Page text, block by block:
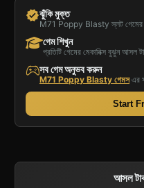
verifiedঝুঁকি মুক্ত
M71 Poppy Blasty স্লট গেমের
গেম শিখুন
প্রতিটি গেমের মেকানিক্স বুঝুন আসল
সব গেম অনুভব করুন
M71 Poppy Blasty গেমসএর
Start
আসল